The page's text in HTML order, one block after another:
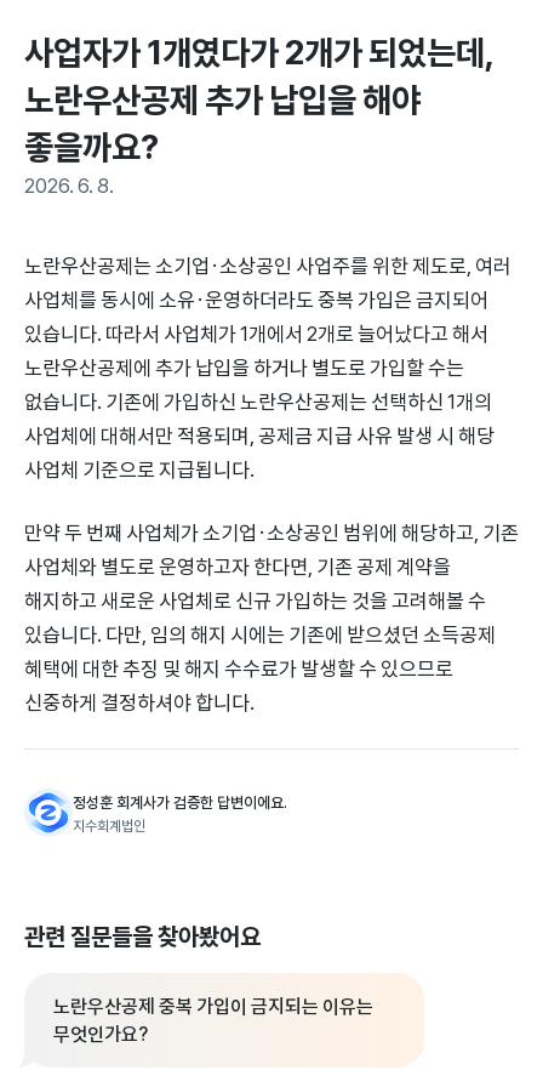
사업자가 1개였다가 2개가 되었는데,
노란우산공제 추가 납입을 해야
좋을까요?
2026. 6. 8.
노란우산공제는 소기업·소상공인 사업주를 위한 제도로, 여러
사업체를 동시에 소유·운영하더라도 중복 가입은 금지되어
있습니다. 따라서 사업체가 1개에서 2개로 늘어났다고 해서
노란우산공제에 추가 납입을 하거나 별도로 가입할 수는
없습니다. 기존에 가입하신 노란우산공제는 선택하신 1개의
사업체에 대해서만 적용되며, 공제금 지급 사유 발생 시 해당
사업체 기준으로 지급됩니다.
만약 두 번째 사업체가 소기업·소상공인 범위에 해당하고, 기존
사업체와 별도로 운영하고자 한다면, 기존 공제 계약을
해지하고 새로운 사업체로 신규 가입하는 것을 고려해볼 수
있습니다. 다만, 임의 해지 시에는 기존에 받으셨던 소득공제
혜택에 대한 추징 및 해지 수수료가 발생할 수 있으므로
신중하게 결정하셔야 합니다.
정성훈 회계사가 검증한 답변이에요.
지수회계법인
관련 질문들을 찾아봤어요
노란우산공제 중복 가입이 금지되는 이유는
무엇인가요?